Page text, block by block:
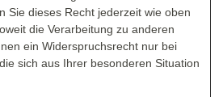
Sie dieses Recht jederzeit wie oben
die Verarbeitung zu anderen
ein Widerspruchsrecht nur bei
sich aus Ihrer besonderen Situation